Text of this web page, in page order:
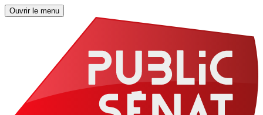
Ouvrir le menu